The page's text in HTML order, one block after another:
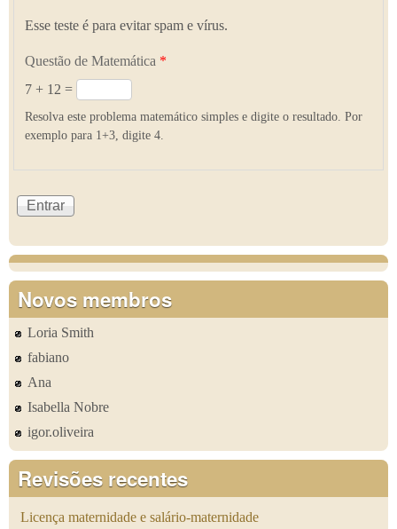
Esse teste é para evitar spam e vírus.
Questão de Matemática *
7 + 12 =
Resolva este problema matemático simples e digite o resultado. Por
exemplo para 1+3, digite 4.
Novos membros
Loria Smith
fabiano
Ana
Isabella Nobre
igor.oliveira
Revisões recentes
Licença maternidade e salário-maternidade